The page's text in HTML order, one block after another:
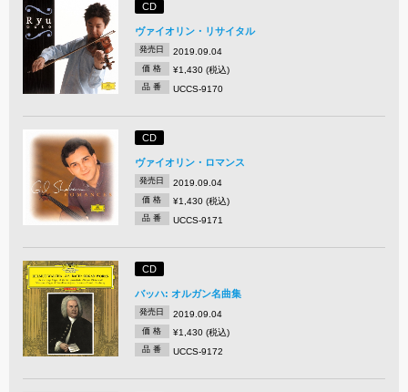
CD
ヴァイオリン・リサイタル
発売日 2019.09.04
価 格 ¥1,430 (税込)
品 番 UCCS-9170
CD
ヴァイオリン・ロマンス
発売日 2019.09.04
価 格 ¥1,430 (税込)
品 番 UCCS-9171
CD
バッハ: オルガン名曲集
発売日 2019.09.04
価 格 ¥1,430 (税込)
品 番 UCCS-9172